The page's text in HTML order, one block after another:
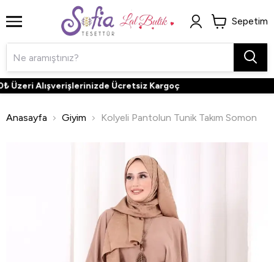
Sepetim
Alışverişlerinizde Ücretsiz Kargoç
Anasayfa Giyim Kolyeli Pantolun Tunik Takım Somon